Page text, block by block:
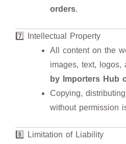
orders.
7️⃣ Intellectual Property
All content on the
images, text, logos,
by Importers Hub
Copying,
without permission
8️⃣ Limitation of Liability